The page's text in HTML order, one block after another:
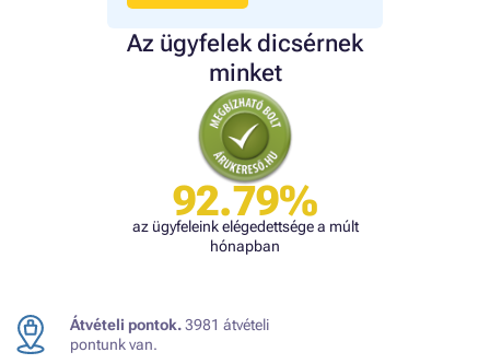
Az ügyfelek dicsérnek
minket
92.79%
az ügyfeleink elégedettsége a múlt
hónapban
Átvételi pontok.3981 átvételi
pontunk van.